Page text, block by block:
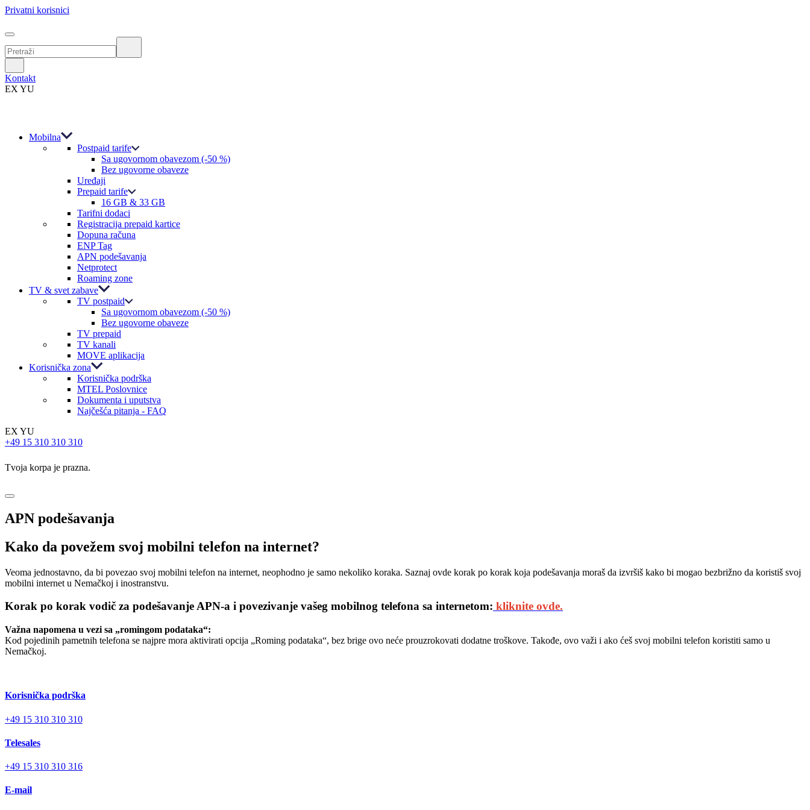
Privatni korisnici
Kontakt
EX YU
Mobilna
Postpaid tarife
Sa ugovornom obavezom (-50 %)
Bez ugovorne obaveze
Uređaji
Prepaid tarife
16 GB & 33 GB
Tarifni dodaci
Registracija prepaid kartice
Dopuna računa
ENP Tag
APN podešavanja
Netprotect
Roaming zone
TV & svet zabave
TV postpaid
Sa ugovornom obavezom (-50 %)
Bez ugovorne obaveze
TV prepaid
TV kanali
MOVE aplikacija
Korisnička zona
Korisnička podrška
MTEL Poslovnice
Dokumenta i uputstva
Najčešća pitanja - FAQ
EX YU
+49 15 310 310 310
Tvoja korpa je prazna.
APN podešavanja
Kako da povežem svoj mobilni telefon na internet?
Veoma jednostavno, da bi povezao svoj mobilni telefon na internet, neophodno je samo nekoliko koraka. Saznaj ovde korak po korak koja podešavanja moraš da izvršiš kako bi mogao bezbrižno da koristiš svoj
mobilni internet u Nemačkoj i inostranstvu.
Korak po korak vodič za podešavanje APN-a i povezivanje vašeg mobilnog telefona sa internetom: kliknite ovde.
Važna napomena u vezi sa „romingom podataka“:
Kod pojedinih pametnih telefona se najpre mora aktivirati opcija „Roming podataka“, bez brige ovo neće prouzrokovati dodatne troškove. Takođe, ovo važi i ako ćeš svoj mobilni telefon koristiti samo u
Nemačkoj.
Korisnička podrška
+49 15 310 310 310
Telesales
+49 15 310 310 316
E-mail